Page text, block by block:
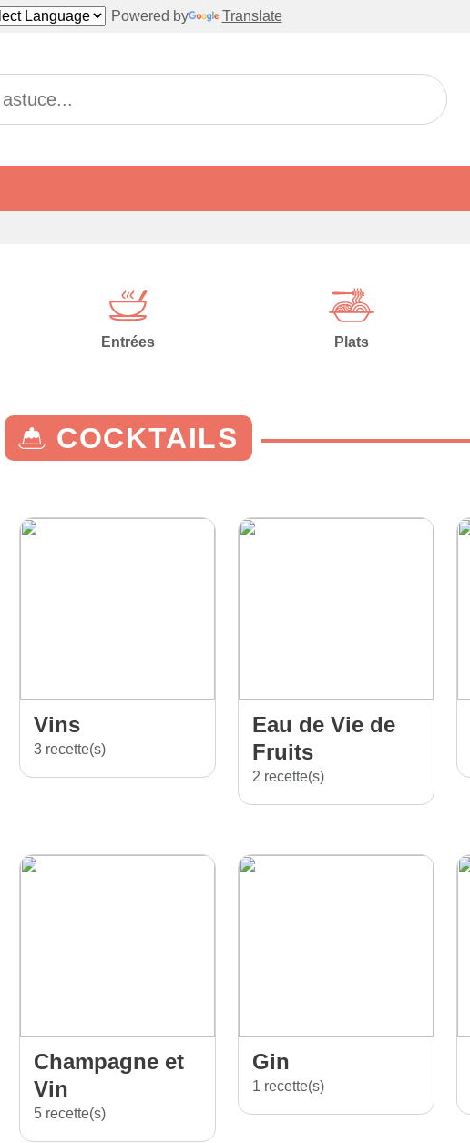
Powered by Translate
Entrées Plats
COCKTAILS
Vins
3 recette(s)
Eau de Vie de
Fruits
2 recette(s)
Champagne et
Vin
5 recette(s)
Gin
1 recette(s)